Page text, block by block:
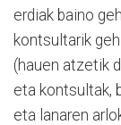
erdiak baino
kontsultarik
(hauen atzetik
eta kontsultak,
eta lanaren